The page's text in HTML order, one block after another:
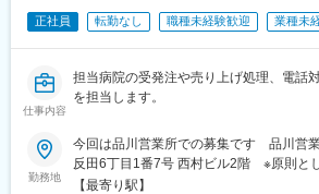
正社員 転勤なし 職種未経験歓迎 業種未
仕事内容
担当病院の受発注や売り上げ処理、電話
を担当します。
勤務地
今回は品川営業所での募集です 品川営
反田6丁目1番7号 西村ビル2階 ※原則と
☆全国拠点☆■札幌本社■札幌北営業所■北
【最寄り駅】